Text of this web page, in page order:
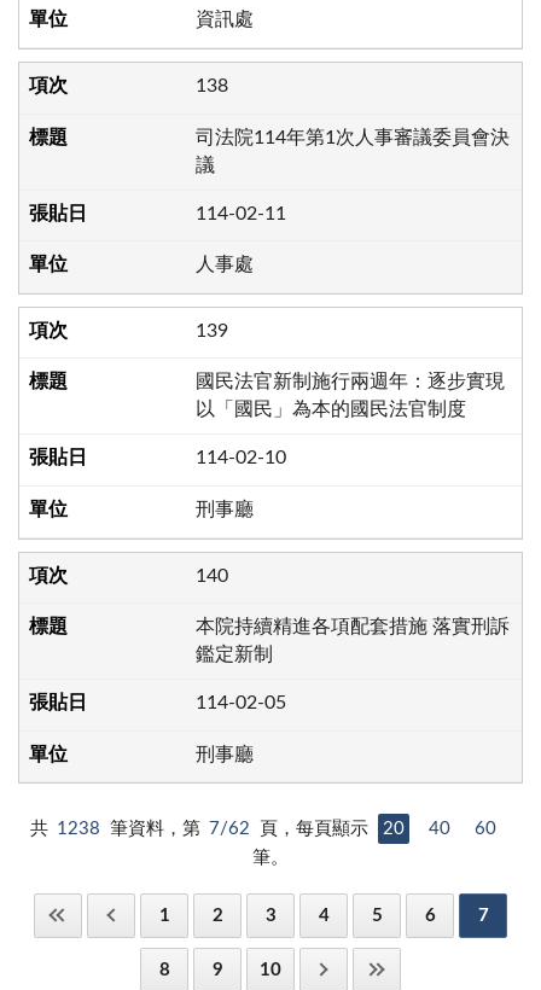
資訊處
138
司法院114年第1次人事審議委員會決
議
114-02-11
人事處
139
國民法官新制施行兩週年：逐步實現
以「國民」為本的國民法官制度
114-02-10
刑事廳
140
本院持續精進各項配套措施 落實刑訴
鑑定新制
114-02-05
刑事廳
共 1238 筆資料，第 7/62 頁，每頁顯示 20 40
60
筆。
1 2 3 4 5 6 7
8 9 10